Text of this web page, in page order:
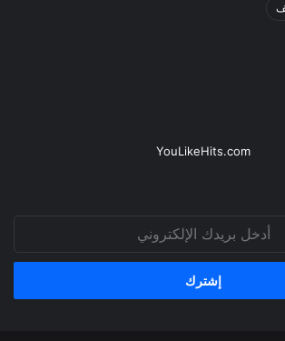
YouLikeHits.com